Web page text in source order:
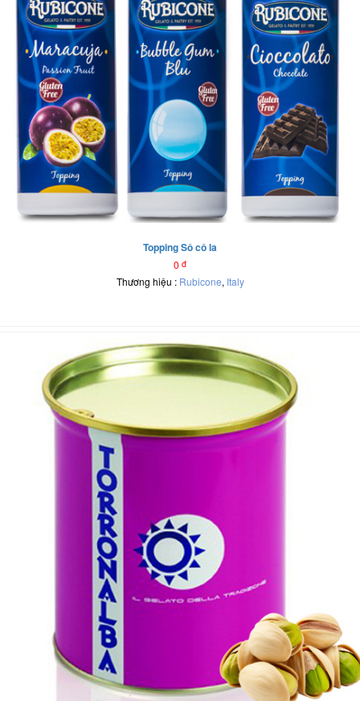
Topping Sô cô la
0 đ
Thương hiệu : Rubicone, Italy